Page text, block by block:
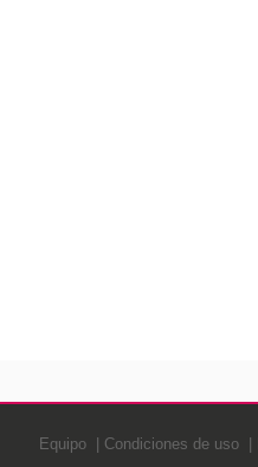
Equipo Condiciones de uso